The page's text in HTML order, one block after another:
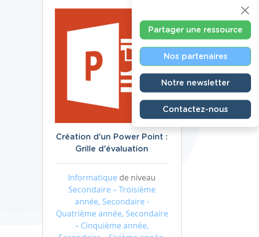
Création d'un Power Point :
Grille d'évaluation
Informatique de niveau
Secondaire – Troisième
année, Secondaire -
Quatrième année, Secondaire
– Cinquième année,
Partager une ressource
Nos partenaires
Notre newsletter
Contactez-nous